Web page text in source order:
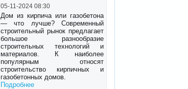
05-11-2024 08:30
Дом из кирпича или газобетона
— что лучше? Современный
строительный рынок предлагает
большое разнообразие
строительных технологий и
материалов. К наиболее
популярным относят
строительство кирпичных и
газобетонных домов.
Подробнее